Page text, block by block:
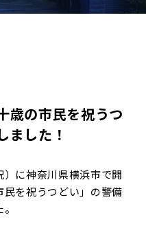
歳の市民を祝うつ
ました！
に神奈川県横浜市で開
を祝うつどい」の警備